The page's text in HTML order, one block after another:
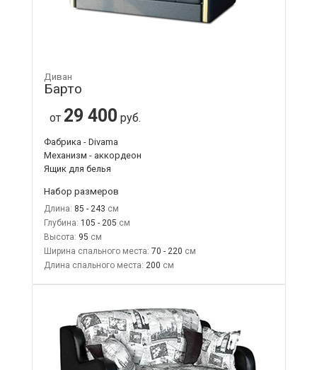
Диван
Барто
от 29 400 руб.
Фабрика - Divama
Механизм - аккордеон
Ящик для белья
Набор размеров
Длина: 85 - 243
Глубина: 105 - 205
Высота: 95
Ширина спального места: 70 - 220
Длина спального места: 200